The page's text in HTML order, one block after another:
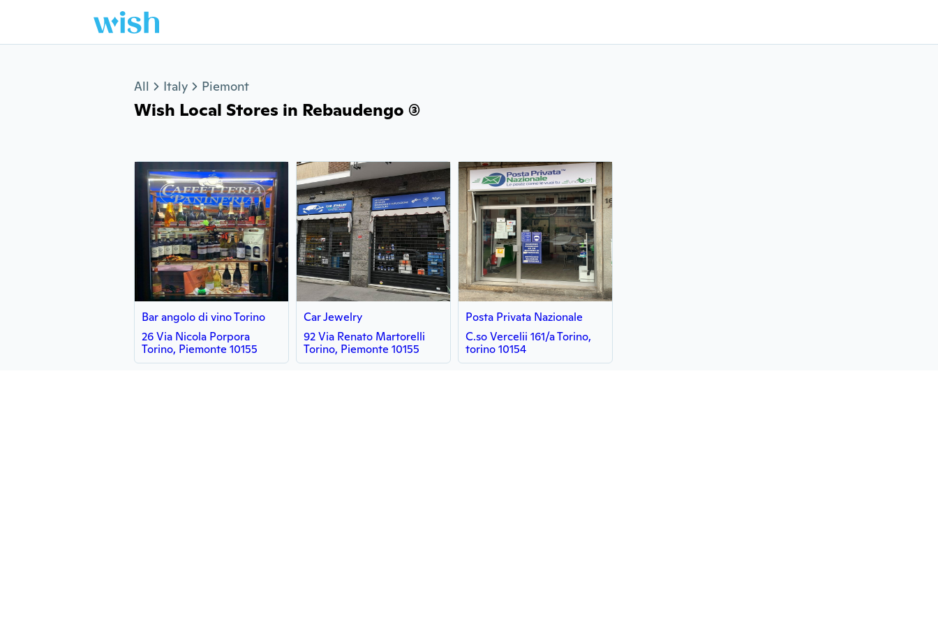
All Italy Piemont
Wish Local Stores in Rebaudengo (3)
Bar angolo di vino Torino
26 Via Nicola Porpora
Torino, Piemonte 10155
Car Jewelry
92 Via Renato Martorelli
Torino, Piemonte 10155
Posta Privata Nazionale
C.so Vercelii 161/a Torino,
torino 10154